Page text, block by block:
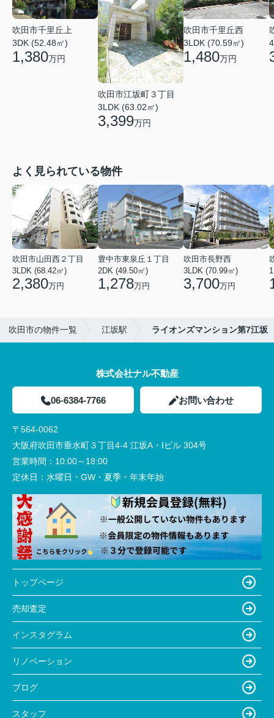
吹田市千里丘上
3DK (52.48㎡)
1,380万円
吹田市江坂町３丁目
3LDK (63.02㎡)
3,399万円
吹田市千里丘西
3LDK (70.59㎡)
1,480万円
よく見られている物件
吹田市山田西２丁目
3LDK (68.42㎡)
2,380万円
豊中市東泉丘１丁目
2DK (49.50㎡)
1,278万円
吹田市長野西
3LDK (70.99㎡)
3,700万円
吹田市の物件一覧 江坂駅 ライオンズマンション第7江坂
株式会社ナル不動産
06-6384-7766 お問い合わせ
〒564-0062
大阪府吹田市垂水町３丁目4-4 江坂A・Iビル 304号
営業時間： 10:00～18:00
定休日： 水曜日・GW・夏季・年末年始
トップページ
売却査定
インスタグラム
リノベーション
ブログ
スタッフ